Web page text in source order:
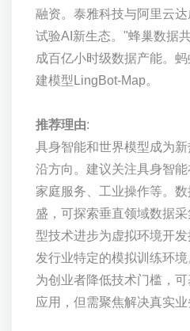
融资。泰雅科技与阿里云
试验AI新生态。"蜂巢数据
成百亿小时级数据产能。
建模型LingBot-Map。
推荐理由:
具身智能和世界模型成为
沿方向。建议关注具身智
家庭服务、工业操作等。
盛，可探索垂直领域数据
型技术进步为虚拟环境开
发行业特定的模拟训练环
为创业者降低技术门槛，
应用，但需聚焦解决真实业